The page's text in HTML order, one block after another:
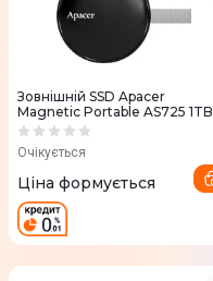
Зовнiшнiй SSD Apacer
Magnetic Portable AS725 1TB
USB Type-C 3D NAND
Очікується
Ціна формується